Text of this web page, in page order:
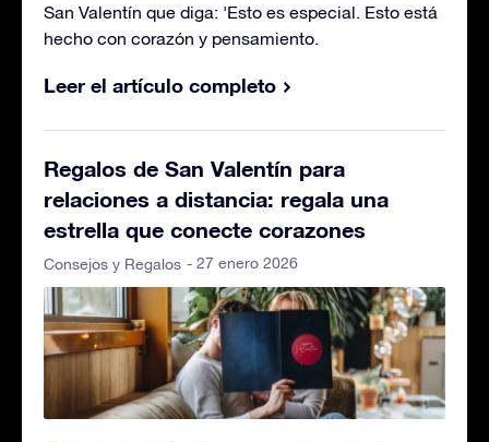
San Valentín que diga: 'Esto es especial. Esto está
hecho con corazón y pensamiento.
Leer el artículo completo
Regalos de San Valentín para
relaciones a distancia: regala una
estrella que conecte corazones
Consejos y Regalos - 27 enero 2026